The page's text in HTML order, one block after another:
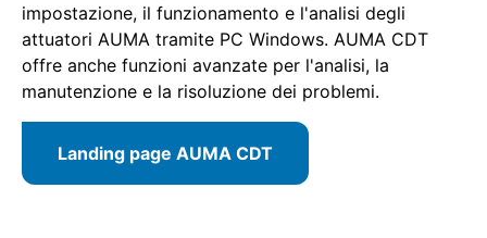
impostazione, il funzionamento e l'analisi degli
attuatori AUMA tramite PC Windows. AUMA CDT
offre anche funzioni avanzate per l'analisi, la
manutenzione e la risoluzione dei problemi.
Landing page AUMA CDT